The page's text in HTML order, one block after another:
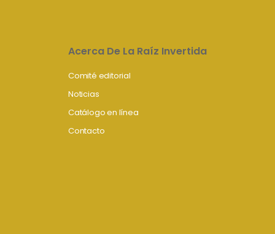
Acerca De La Raíz Invertida
Comité editorial
Noticias
Catálogo en línea
Contacto